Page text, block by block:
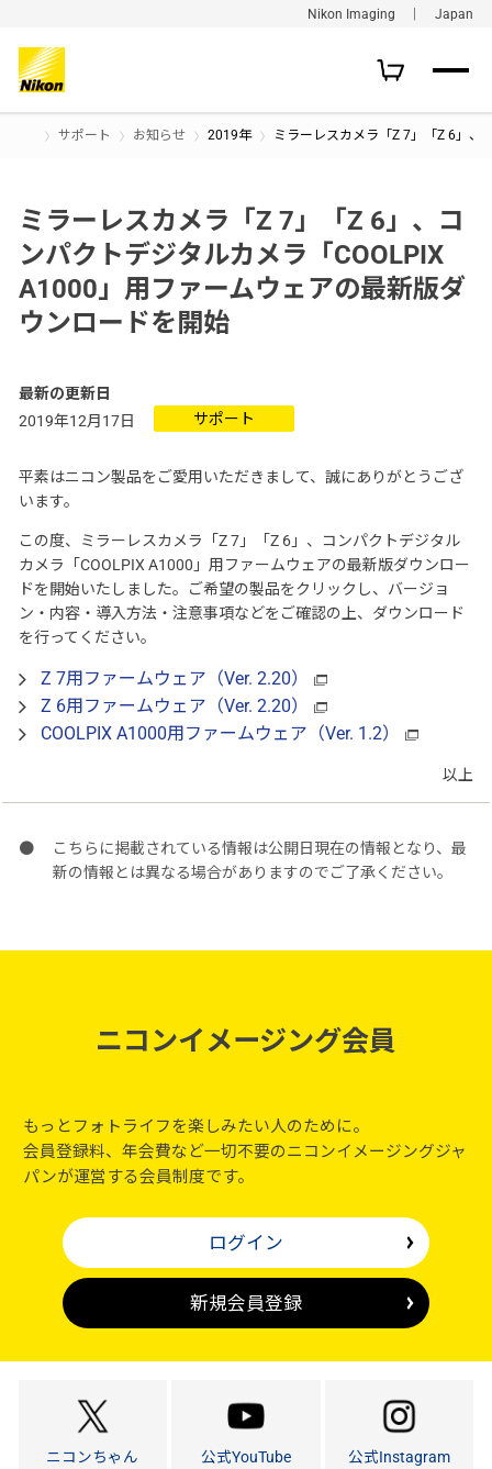
Nikon Imaging ｜ Japan
サポート お知らせ 2019年 ミラーレスカメラ「Z 7」「Z 6」、
ミラーレスカメラ「Z 7」「Z 6」、コ
ンパクトデジタルカメラ「COOLPIX
A1000」用ファームウェアの最新版ダ
ウンロードを開始
最新の更新日
2019年12月17日
サポート
平素はニコン製品をご愛用いただきまして、誠にありがとうござ
います。
この度、ミラーレスカメラ「Z 7」「Z 6」、コンパクトデジタル
カメラ「COOLPIX A1000」用ファームウェアの最新版ダウンロー
ドを開始いたしました。ご希望の製品をクリックし、バージョ
ン・内容・導入方法・注意事項などをご確認の上、ダウンロード
を行ってください。
Z 7用ファームウェア（Ver. 2.20）
Z 6用ファームウェア（Ver. 2.20）
COOLPIX A1000用ファームウェア（Ver. 1.2）
以上
こちらに掲載されている情報は公開日現在の情報となり、最
新の情報とは異なる場合がありますのでご了承ください。
ニコンイメージング会員
もっとフォトライフを楽しみたい人のために。
会員登録料、年会費など一切不要のニコンイメージングジャ
パンが運営する会員制度です。
ログイン
新規会員登録
ニコンちゃん
公式YouTube
公式Instagram